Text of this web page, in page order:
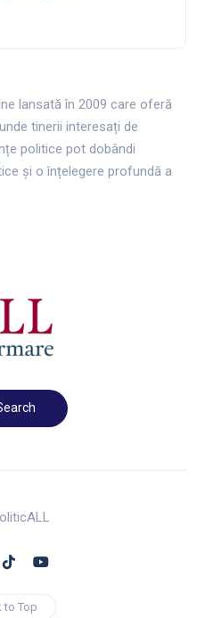
lansată în 2009 care oferă
tinerii interesați de
politice pot dobândi
și o înțelegere profundă a
to Top